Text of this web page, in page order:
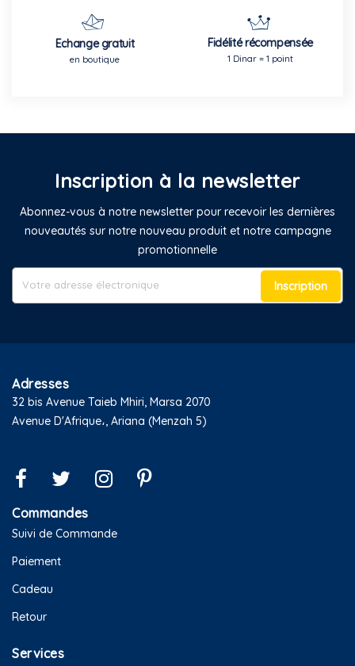
Echange gratuit
en boutique
Fidélité récompensée
1 Dinar = 1 point
Inscription à la newsletter
Abonnez-vous à notre newsletter pour recevoir les dernières
nouveautés sur notre nouveau produit et notre campagne
promotionnelle
Inscription
Adresses
32 bis Avenue Taieb Mhiri, Marsa 2070
Avenue D'Afrique،, Ariana (Menzah 5)
Commandes
Suivi de Commande
Paiement
Cadeau
Retour
Services